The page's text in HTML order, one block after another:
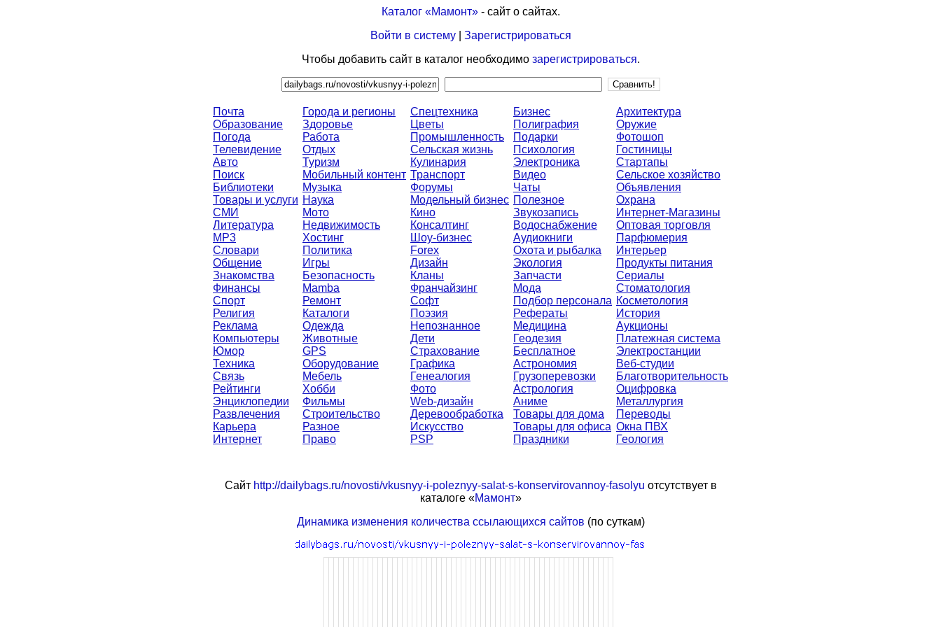
Каталог «Мамонт»- сайт о сайтах.
Войти в систему| Зарегистрироваться
Чтобы добавить сайт в каталог необходимо зарегистрироваться.
Почта
Образование
Погода
Телевидение
Авто
Поиск
Библиотеки
Товары и услуги
СМИ
Литература
MP3
Словари
Общение
Знакомства
Финансы
Спорт
Религия
Реклама
Компьютеры
Юмор
Техника
Связь
Рейтинги
Энциклопедии
Развлечения
Карьера
Интернет
Города и регионы
Здоровье
Работа
Отдых
Туризм
Мобильный контент
Музыка
Наука
Мото
Недвижимость
Хостинг
Политика
Игры
Безопасность
Mamba
Ремонт
Каталоги
Одежда
Животные
GPS
Оборудование
Мебель
Хобби
Фильмы
Строительство
Разное
Право
Спецтехника
Цветы
Промышленность
Сельская жизнь
Кулинария
Транспорт
Форумы
Модельный бизнес
Кино
Консалтинг
Шоу-бизнес
Forex
Дизайн
Кланы
Франчайзинг
Софт
Поэзия
Непознанное
Дети
Страхование
Графика
Генеалогия
Фото
Web-дизайн
Деревообработка
Искусство
PSP
Бизнес
Полиграфия
Подарки
Психология
Электроника
Видео
Чаты
Полезное
Звукозапись
Водоснабжение
Аудиокниги
Охота и рыбалка
Экология
Запчасти
Мода
Подбор персонала
Рефераты
Медицина
Геодезия
Бесплатное
Астрономия
Грузоперевозки
Астрология
Аниме
Товары для дома
Товары для офиса
Праздники
Архитектура
Оружие
Фотошоп
Гостиницы
Стартапы
Сельское хозяйство
Объявления
Охрана
Интернет-Магазины
Оптовая торговля
Парфюмерия
Интерьер
Продукты питания
Сериалы
Стоматология
Косметология
История
Аукционы
Платежная система
Электростанции
Веб-студии
Благотворительность
Оцифровка
Металлургия
Переводы
Окна ПВХ
Геология
Сайт http://dailybags.ru/novosti/vkusnyy-i-poleznyy-salat-s-konservirovannoy-fasolyu отсутствует в
каталоге «Мамонт»
Динамика изменения количества ссылающихся сайтов (по суткам)